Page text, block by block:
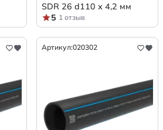
SDR 26 d110 х 4,2 мм
5 1 отзыв
Артикул:020302